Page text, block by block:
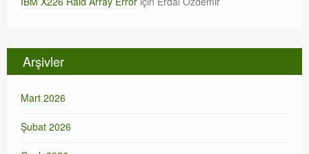
Arşivler
Mart 2026
Şubat 2026